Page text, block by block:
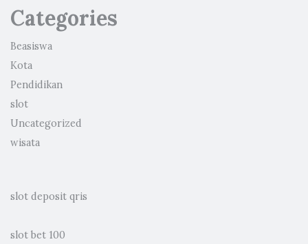
Categories
Beasiswa
Kota
Pendidikan
slot
Uncategorized
wisata
slot deposit qris
slot bet 100